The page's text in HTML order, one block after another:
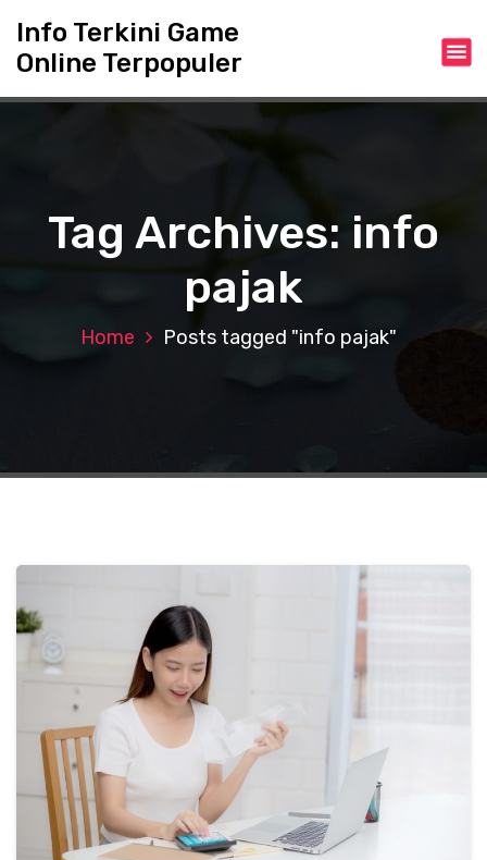
t
Info Terkini Game
Online Terpopuler
Tag Archives: info
pajak
Home Posts tagged "info pajak"